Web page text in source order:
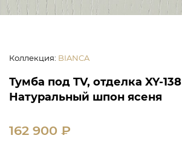
Коллекция: BIANCA
Тумба под TV, отделка XY-138
Натуральный шпон ясеня
162 900 ₽